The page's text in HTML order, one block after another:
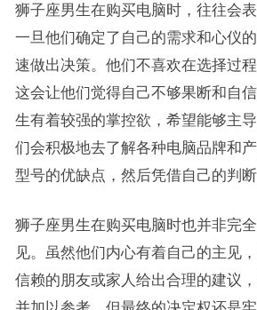
狮子座男生在购买电脑时，往往会表
一旦他们确定了自己的需求和心仪
速做出决策。他们不喜欢在选择过
这会让他们觉得自己不够果断和自
生有着较强的掌控欲，希望能够主
们会积极地去了解各种电脑品牌和
型号的优缺点，然后凭借自己的判断
狮子座男生在购买电脑时也并非完
见。虽然他们内心有着自己的主见
信赖的朋友或家人给出合理的建议